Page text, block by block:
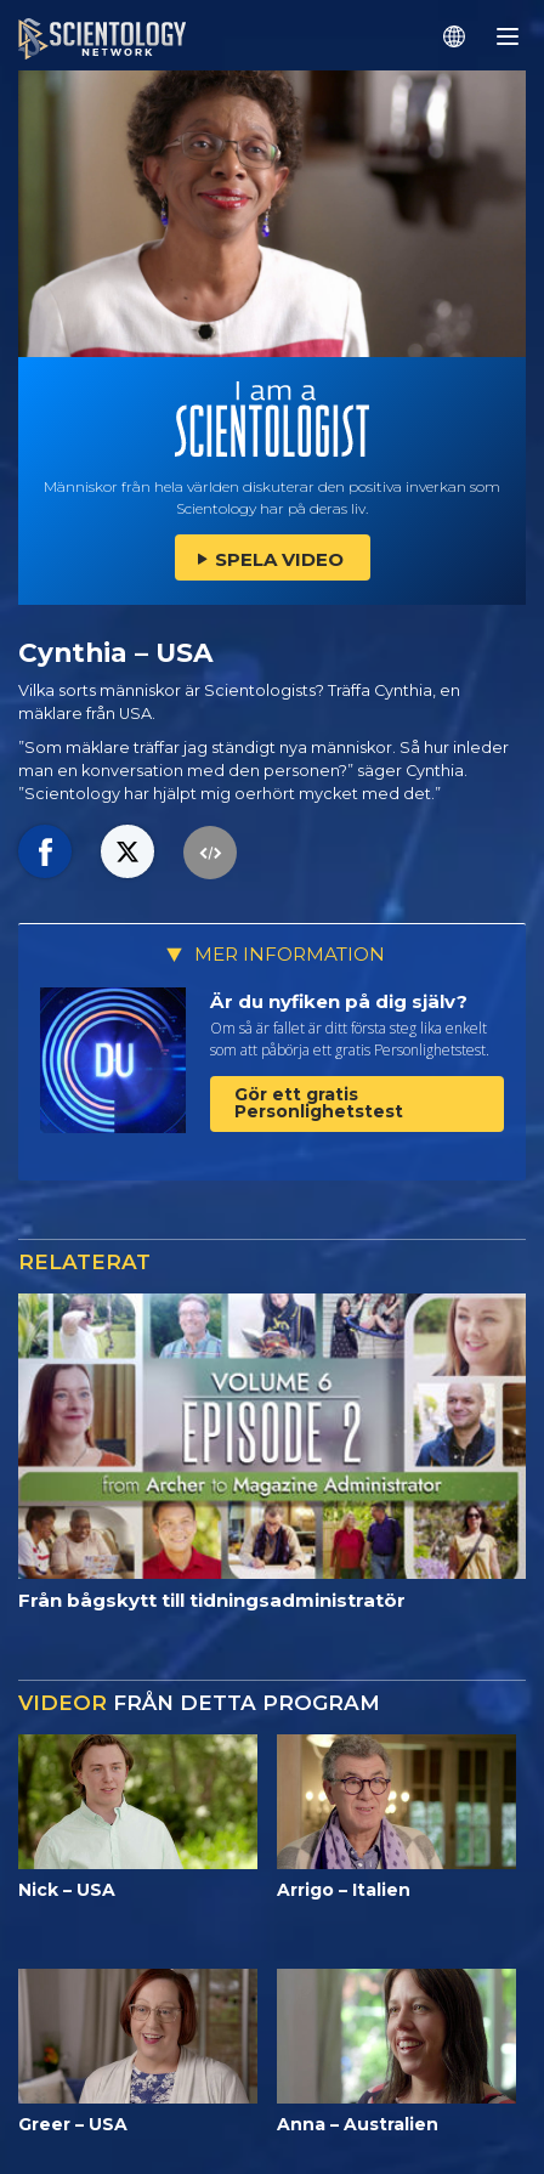
Människor från hela världen diskuterar den positiva inverkan som
Scientology har på deras liv.
SPELA VIDEO
Cynthia – USA
Vilka sorts människor är Scientologists? Träffa Cynthia, en
mäklare från USA.
”Som mäklare träffar jag ständigt nya människor. Så hur inleder
man en konversation med den personen?” säger Cynthia.
”Scientology har hjälpt mig oerhört mycket med det.”
MER INFORMATION
Är du nyfiken på dig själv?
Om så är fallet är ditt första steg lika enkelt
som att påbörja ett gratis Personlighetstest.
Gör ett gratis
Personlighetstest
RELATERAT
Från bågskytt till tidningsadministratör
VIDEOR FRÅN DETTA PROGRAM
Nick – USA Arrigo – Italien
Greer – USA Anna – Australien